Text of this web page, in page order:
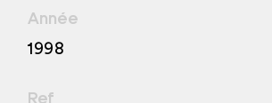
Année
1998
Ref